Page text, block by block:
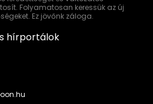
Folyamatosan keressük az új
Ez jövőnk záloga.
hírportálok